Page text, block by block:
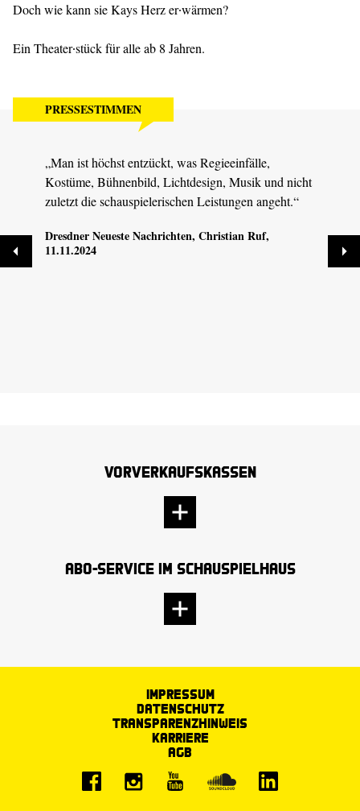
Doch wie kann sie Kays Herz er∙wärmen?
Ein Theater∙stück für alle ab 8 Jahren.
PRESSESTIMMEN
„Man ist höchst entzückt, was Regieeinfälle,
Kostüme, Bühnenbild, Lichtdesign, Musik und nicht
zuletzt die schauspielerischen Leistungen angeht.“
Dresdner Neueste Nachrichten, Christian Ruf,
11.11.2024
Vorverkaufskassen
Abo-Service im Schauspielhaus
Impressum
Datenschutz
Transparenzhinweis
Karriere
AGB